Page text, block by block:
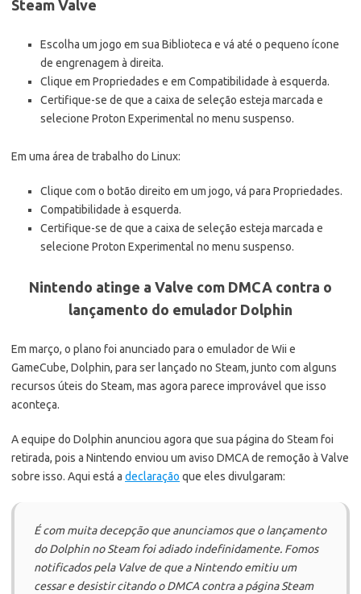
Steam Valve
Escolha um jogo em sua Biblioteca e vá até o pequeno ícone
de engrenagem à direita.
Clique em Propriedades e em Compatibilidade à esquerda.
Certifique-se de que a caixa de seleção esteja marcada e
selecione Proton Experimental no menu suspenso.
Em uma área de trabalho do Linux:
Clique com o botão direito em um jogo, vá para Propriedades.
Compatibilidade à esquerda.
Certifique-se de que a caixa de seleção esteja marcada e
selecione Proton Experimental no menu suspenso.
Nintendo atinge a Valve com DMCA contra o
lançamento do emulador Dolphin
Em março, o plano foi anunciado para o emulador de Wii e
GameCube, Dolphin, para ser lançado no Steam, junto com alguns
recursos úteis do Steam, mas agora parece improvável que isso
aconteça.
A equipe do Dolphin anunciou agora que sua página do Steam foi
retirada, pois a Nintendo enviou um aviso DMCA de remoção à Valve
sobre isso. Aqui está a declaração que eles divulgaram:
É com muita decepção que anunciamos que o lançamento
do Dolphin no Steam foi adiado indefinidamente. Fomos
notificados pela Valve de que a Nintendo emitiu um
cessar e desistir citando o DMCA contra a página Steam